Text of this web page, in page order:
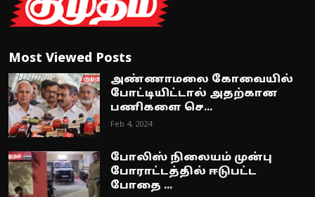
Most Viewed Posts
அண்ணாமலை கோவையில்
போட்டியிட்டால் அதற்கான
பணிகளை செ...
Feb 4, 2024
போலிஸ் நிலையம் முன்பு
போராட்டத்தில் ஈடுபட்ட
போதை ...